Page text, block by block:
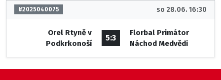
#2025040075 so 28.06. 16:30
Orel Rtyně v
Podkrkonoší
5:3
Florbal Primátor
Náchod Medvědi